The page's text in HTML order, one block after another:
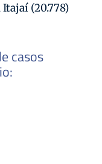
(20.778)
casos